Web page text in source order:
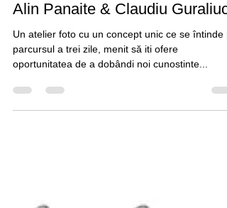
Atelier Portret si Nud in Studio -
Alin Panaite & Claudiu Guraliuc
Un atelier foto cu un concept unic ce se întinde
oportunitatea de a dobândi noi cunostinte...